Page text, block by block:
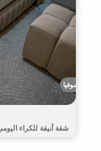
رياض صوفيا
شقة أنيقة للكراء